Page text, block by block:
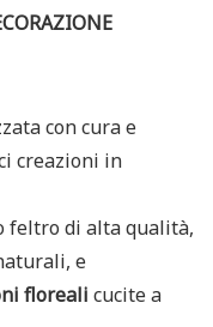
con cura e
creazioni in
feltro di alta qualità,
e
floreali cucite a